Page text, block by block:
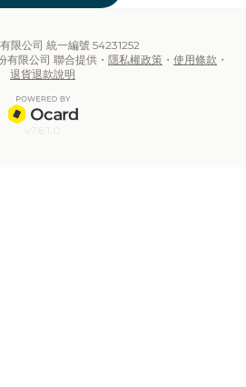
限公司 統一編號 54231252
限公司 聯合提供・ 隱私權政策 ・ 使用條款 ・
退貨退款說明